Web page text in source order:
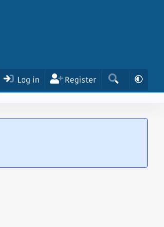
Log in Register